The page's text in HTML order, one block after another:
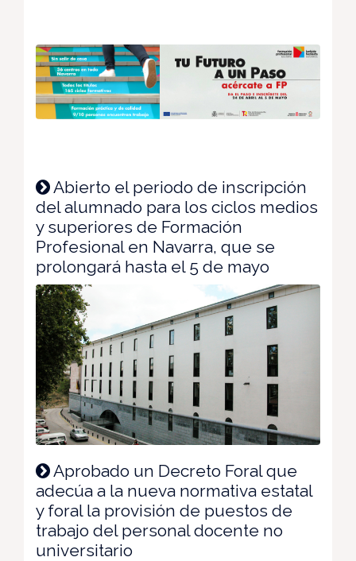
Abierto el periodo de inscripción
del alumnado para los ciclos medios
y superiores de Formación
Profesional en Navarra, que se
prolongará hasta el 5 de mayo
Aprobado un Decreto Foral que
adecúa a la nueva normativa estatal
y foral la provisión de puestos de
trabajo del personal docente no
universitario